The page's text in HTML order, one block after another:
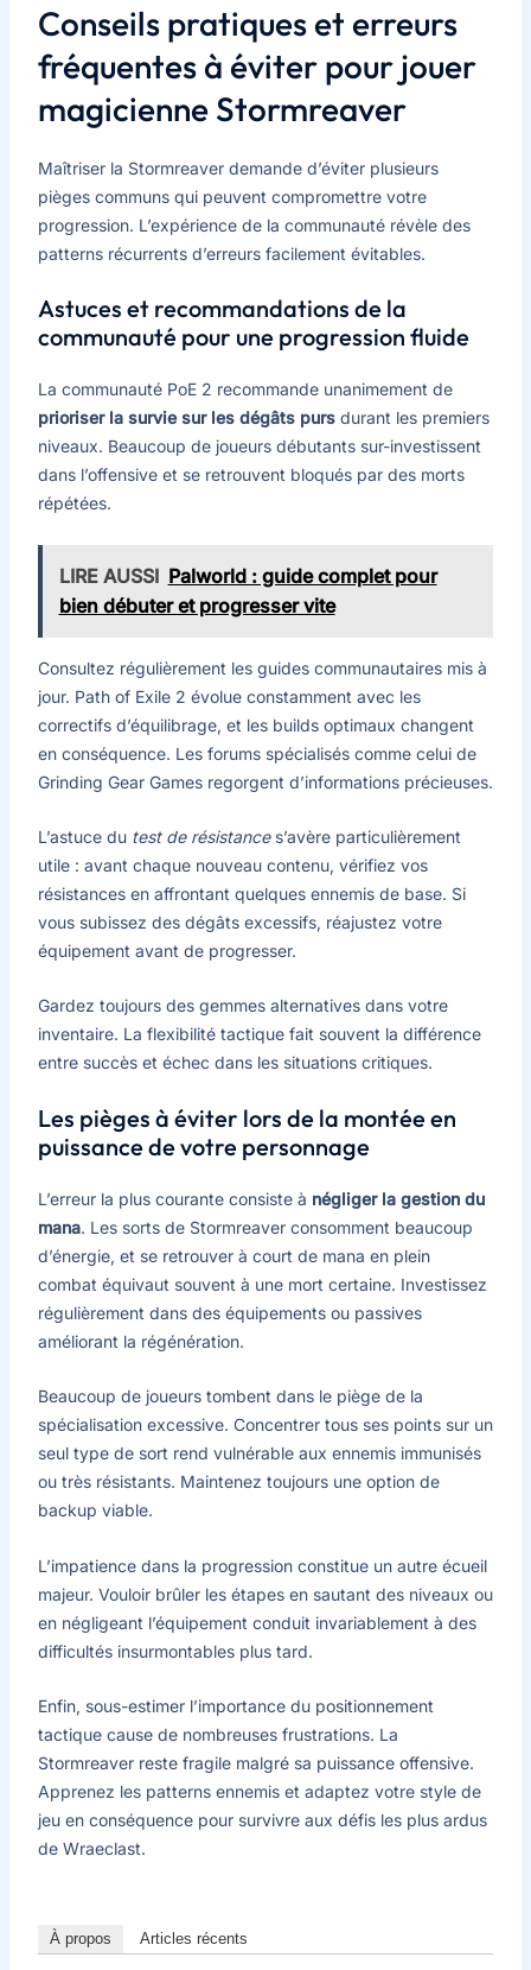
Conseils pratiques et erreurs
fréquentes à éviter pour jouer
magicienne Stormreaver
Maîtriser la Stormreaver demande d’éviter plusieurs
pièges communs qui peuvent compromettre votre
progression. L’expérience de la communauté révèle des
patterns récurrents d’erreurs facilement évitables.
Astuces et recommandations de la
communauté pour une progression fluide
La communauté PoE 2 recommande unanimement de
prioriser la survie sur les dégâts pursdurant les premiers
niveaux. Beaucoup de joueurs débutants sur-investissent
dans l’offensive et se retrouvent bloqués par des morts
répétées.
LIRE AUSSI Palworld : guide complet pour
bien débuter et progresser vite
Consultez régulièrement les guides communautaires mis à
jour. Path of Exile 2 évolue constamment avec les
correctifs d’équilibrage, et les builds optimaux changent
en conséquence. Les forums spécialisés comme celui de
Grinding Gear Games regorgent d’informations précieuses.
L’astuce du test de résistances’avère particulièrement
utile : avant chaque nouveau contenu, vérifiez vos
résistances en affrontant quelques ennemis de base. Si
vous subissez des dégâts excessifs, réajustez votre
équipement avant de progresser.
Gardez toujours des gemmes alternatives dans votre
inventaire. La flexibilité tactique fait souvent la différence
entre succès et échec dans les situations critiques.
Les pièges à éviter lors de la montée en
puissance de votre personnage
L’erreur la plus courante consiste à négliger la gestion du
mana. Les sorts de Stormreaver consomment beaucoup
d’énergie, et se retrouver à court de mana en plein
combat équivaut souvent à une mort certaine. Investissez
régulièrement dans des équipements ou passives
améliorant la régénération.
Beaucoup de joueurs tombent dans le piège de la
spécialisation excessive. Concentrer tous ses points sur un
seul type de sort rend vulnérable aux ennemis immunisés
ou très résistants. Maintenez toujours une option de
backup viable.
L’impatience dans la progression constitue un autre écueil
majeur. Vouloir brûler les étapes en sautant des niveaux ou
en négligeant l’équipement conduit invariablement à des
difficultés insurmontables plus tard.
Enfin, sous-estimer l’importance du positionnement
tactique cause de nombreuses frustrations. La
Stormreaver reste fragile malgré sa puissance offensive.
Apprenez les patterns ennemis et adaptez votre style de
jeu en conséquence pour survivre aux défis les plus ardus
de Wraeclast.
À propos Articles récents